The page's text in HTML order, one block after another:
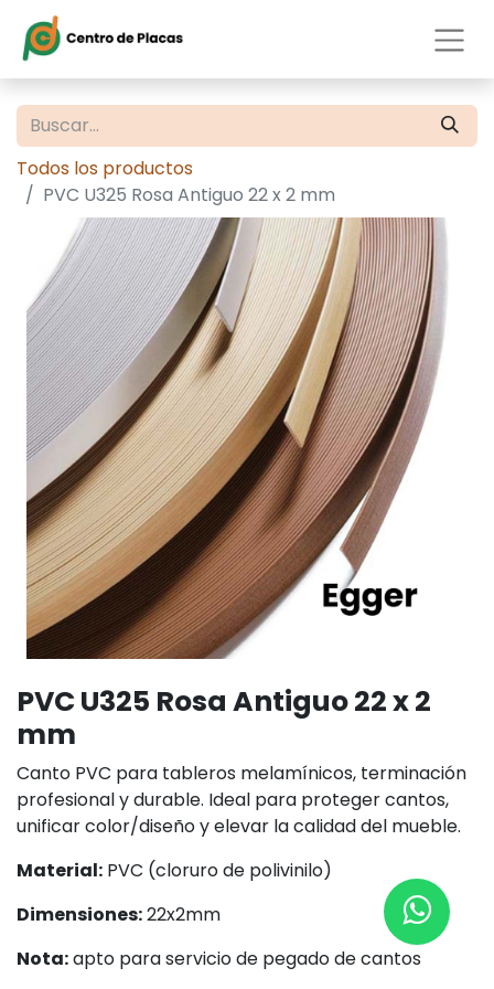
Todos los productos
PVC U325 Rosa Antiguo 22 x 2 mm
PVC U325 Rosa Antiguo 22 x 2
mm
Canto PVC para tableros melamínicos, terminación
profesional y durable. Ideal para proteger cantos,
unificar color/diseño y elevar la calidad del mueble.
Material: PVC (cloruro de polivinilo)
Dimensiones:22x2mm
Nota:apto para servicio de pegado de cantos